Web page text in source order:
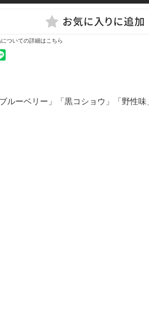
ついての詳細はこちら
ルーベリー」「黒コショウ」「野性